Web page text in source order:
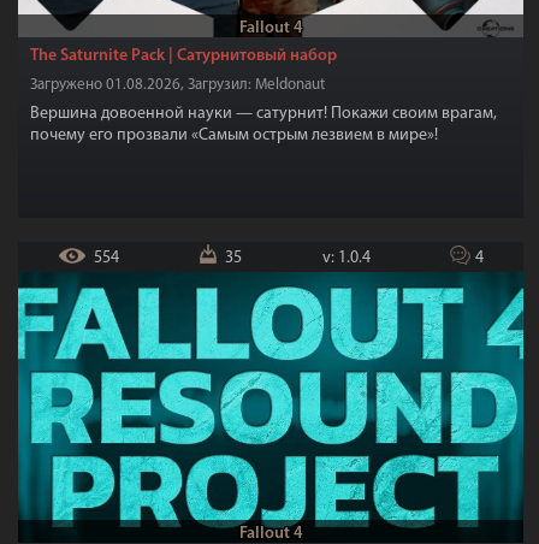
Fallout 4
The Saturnite Pack | Сатурнитовый набор
Загружено 01.08.2026, Загрузил: Meldonaut
Вершина довоенной науки — сатурнит! Покажи своим врагам,
почему его прозвали «Самым острым лезвием в мире»!
Fallout 4
554 35 v: 1.0.4 4